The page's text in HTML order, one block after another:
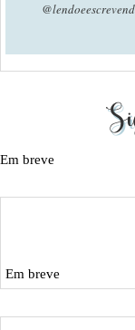
Em breve
Em breve